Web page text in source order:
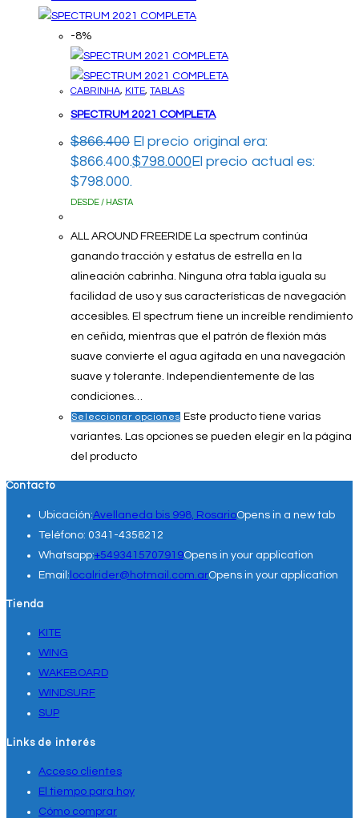
-8%
CABRINHA, KITE, TABLAS
SPECTRUM 2021 COMPLETA
$866.400 El precio original era:
$866.400.$798.000El precio actual es:
$798.000.
DESDE / HASTA
ALL AROUND FREERIDE La spectrum continúa
ganando tracción y estatus de estrella en la
alineación cabrinha. Ninguna otra tabla iguala su
facilidad de uso y sus características de navegación
accesibles. El spectrum tiene un increíble rendimiento
en ceñida, mientras que el patrón de flexión más
suave convierte el agua agitada en una navegación
suave y tolerante. Independientemente de las
condiciones…
Seleccionar opciones Este producto tiene varias
variantes. Las opciones se pueden elegir en la página
del producto
Contacto
Ubicación:Avellaneda bis 998, RosarioOpens in a new tab
Teléfono: 0341-4358212
Whatsapp:+5493415707919Opens in your application
Email: localrider@hotmail.com.arOpens in your application
Tienda
KITE
WING
WAKEBOARD
WINDSURF
SUP
Links de interés
Acceso clientes
El tiempo para hoy
Cómo comprar